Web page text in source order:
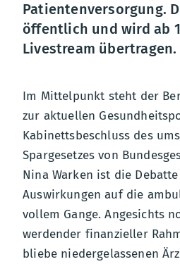
Patientenversorgung.
öffentlich und wird ab
Livestream übertragen.
Im Mittelpunkt steht der
zur aktuellen
Kabinettsbeschluss des
Spargesetzes von
Nina Warken ist die
Auswirkungen auf die
vollem Gange. Angesichts
werdender finanzieller
bliebe niedergelassenen